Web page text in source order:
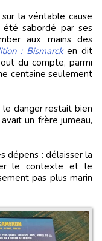
la véritable cause
été sabordé par ses
aux mains des
: Bismarcken dit
du compte, parmi
centaine seulement
le danger restait bien
un frère jumeau,
dépens : délaisser la
le contexte et le
pas plus marin